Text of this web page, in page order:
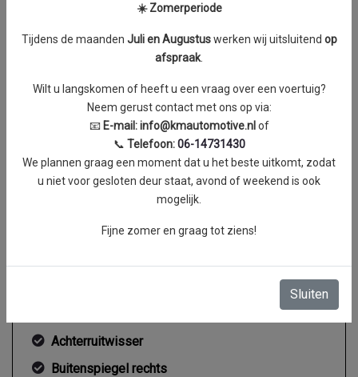
Handgeschakeld 6
Aantal cilinders
4
1984 cc
Vermogen
110 kW / 149 PK
Topsnelheid
198 km/h
Acceleratie (0-100 km/h)
9.1 seconden
Koppel
0 Nm
Achterruitwisser
Buitenspiegel rechts
☀️ Zomerperiode
Tijdens de maanden Juli en Augustuswerken wij uitsluitend op
afspraak.
Wilt u langskomen of heeft u een vraag over een voertuig?
Neem gerust contact met ons op via:
📧 E-mail:info@kmautomotive.nlof
📞 Telefoon:06-14731430
We plannen graag een moment dat u het beste uitkomt, zodat
u niet voor gesloten deur staat, avond of weekend is ook
mogelijk.
Fijne zomer en graag tot ziens!
Sluiten